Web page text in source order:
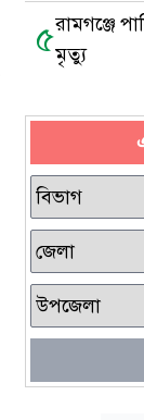
৫রামগঞ্জে
মৃত্যু